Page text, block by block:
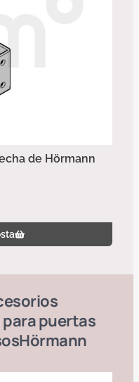
de Hörmann
puertas
Hörmann